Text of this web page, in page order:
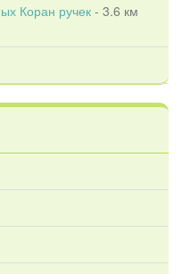
Коран ручек - 3.6 км